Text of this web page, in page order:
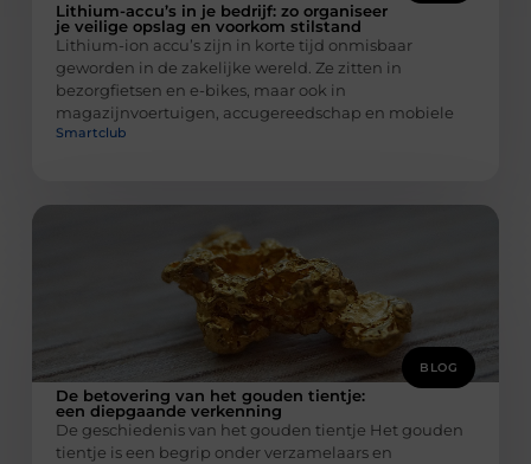
Lithium-accu’s in je bedrijf: zo organiseer
je veilige opslag en voorkom stilstand
Lithium-ion accu’s zijn in korte tijd onmisbaar
geworden in de zakelijke wereld. Ze zitten in
bezorgfietsen en e-bikes, maar ook in
magazijnvoertuigen, accugereedschap en mobiele
Smartclub
BLOG
De betovering van het gouden tientje:
een diepgaande verkenning
De geschiedenis van het gouden tientje Het gouden
tientje is een begrip onder verzamelaars en